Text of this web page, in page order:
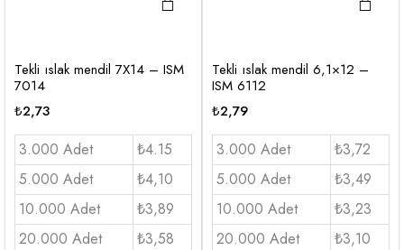
Tekli ıslak mendil 7X14 – ISM
7014
₺2,73
3.000 Adet
₺4.15
5.000 Adet
₺4,10
10.000 Adet
₺3,89
20.000 Adet
₺3,58
Tekli ıslak mendil 6,1×12 –
ISM 6112
₺2,79
3.000 Adet
₺3,72
5.000 Adet
₺3,49
10.000 Adet
₺3,23
20.000 Adet
₺3,10